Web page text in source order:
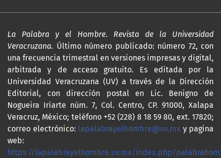
La Palabra y el Hombre. Revista de la Universidad
Veracruzana. Último número publicado: número 72, con
una frecuencia trimestral en versiones impresas y digital,
arbitrada y de acceso gratuito. Es editada por la
Universidad Veracruzana (UV) a través de la Dirección
Editorial, con dirección postal en Lic. Benigno de
Nogueira Iriarte núm. 7, Col. Centro, CP. 91000, Xalapa
Veracruz, México; teléfono +52 (228) 8 18 59 80, ext. 17820;
correo electrónico: lapalabrayelhombre@uv.mx y pagina
web:
https://lapalabrayelhombre.uv.mx/index.php/